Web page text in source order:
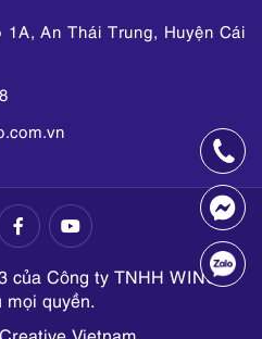
An Thái Trung, Huyện Cái
của Công ty TNHH WINCO.
mọi quyền.